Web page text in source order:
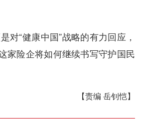
“健康中国”战略的有力回应，
家险企将如何继续书写守护国民
【责编 岳钊恺】